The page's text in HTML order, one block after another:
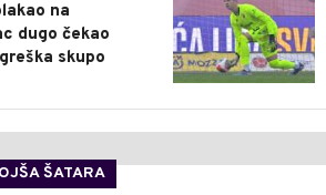
na
dugo čekao
skupo
ŠATARA